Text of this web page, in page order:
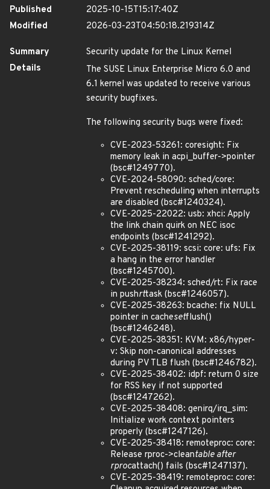
Published
2025-10-15T15:17:40Z
Modified
2026-03-23T04:50:18.219314Z
Summary
Security update for the Linux Kernel
Details
The SUSE Linux Enterprise Micro 6.0 and
6.1 kernel was updated to receive various
security bugfixes.
The following security bugs were fixed:
CVE-2023-53261: coresight: Fix
memory leak in acpi_buffer->pointer
(bsc#1249770).
CVE-2024-58090: sched/core:
Prevent rescheduling when interrupts
are disabled (bsc#1240324).
CVE-2025-22022: usb: xhci: Apply
the link chain quirk on NEC isoc
endpoints (bsc#1241292).
CVE-2025-38119: scsi: core: ufs: Fix
a hang in the error handler
(bsc#1245700).
CVE-2025-38234: sched/rt: Fix race
in pushrttask (bsc#1246057).
CVE-2025-38263: bcache: fix NULL
pointer in cachesetflush()
(bsc#1246248).
CVE-2025-38351: KVM: x86/hyper-
v: Skip non-canonical addresses
during PV TLB flush (bsc#1246782).
CVE-2025-38402: idpf: return 0 size
for RSS key if not supported
(bsc#1247262).
CVE-2025-38408: genirq/irq_sim:
Initialize work context pointers
properly (bsc#1247126).
CVE-2025-38418: remoteproc: core:
Release rproc->cleantable after
rprocattach() fails (bsc#1247137).
CVE-2025-38419: remoteproc: core: